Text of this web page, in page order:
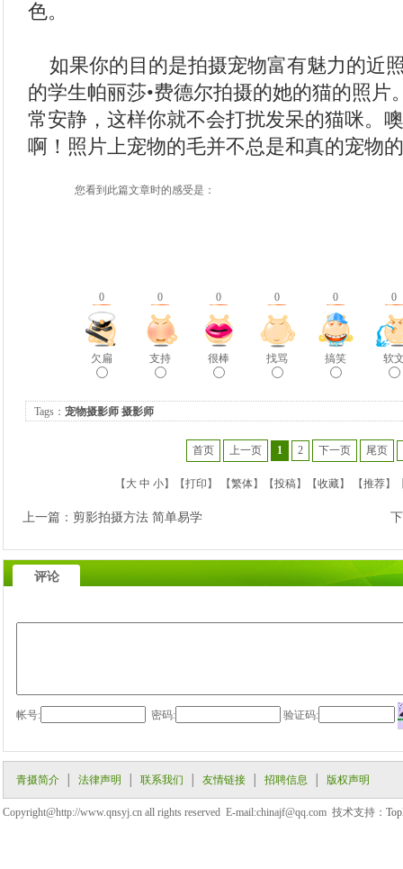
色。
如果你的目的是拍摄宠物富有魅力的近
的学生帕丽莎•费德尔拍摄的她的猫的照片
常安静，这样你就不会打扰发呆的猫咪。
啊！照片上宠物的毛并不总是和真的宠物
您看到此篇文章时的感受是：
0
欠扁
0
支持
0
很棒
0
找骂
0
搞笑
0
软
Tags： 宠物摄影师 摄影师
首页 上一页 1 2 下一页 尾页
【 大 中 小】【打印 】 【繁体】【投稿】【收藏】 【推荐】
上一篇 ： 剪影拍摄方法 简单易学
评论
帐号: 密码: 验证码:
青摄简介 法律声明 联系我们 友情链接 招聘信息 版权声明
Copyright@http://www.qnsyj.cn all rights reserved E-mail:chinajf@qq.com 技术支持：